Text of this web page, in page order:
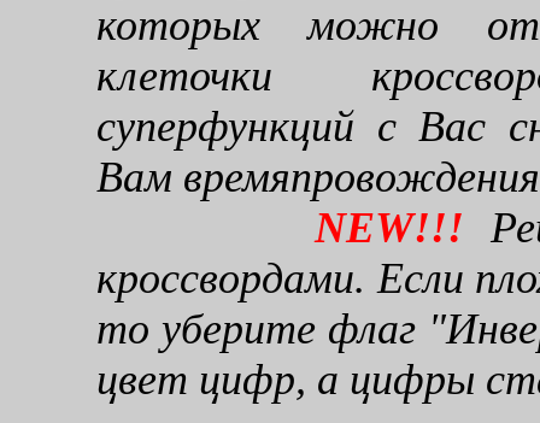
которых можно
клеточки
суперфункций с Вас
Вам
NEW!!!
кроссвордами. Если
то уберите флаг
цвет цифр, а цифры